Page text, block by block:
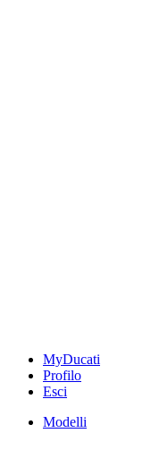
MyDucati
Profilo
Esci
Modelli